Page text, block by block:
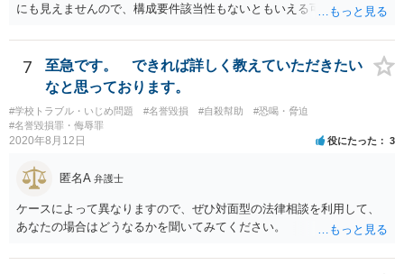
にも見えませんので、構成要件該当性もないともいえる可能性は高い
7
至急です。 できれば詳しく教えていただきたい
なと思っております。
#学校トラブル・いじめ問題 #名誉毀損 #自殺幇助
#恐喝・脅迫
#名誉毀損罪・侮辱罪
2020年8月12日 役にたった 3
匿名A 弁護士
ケースによって異なりますので、ぜひ対面型の法律相談を利用して、
あなたの場合はどうなるかを聞いてみてください。